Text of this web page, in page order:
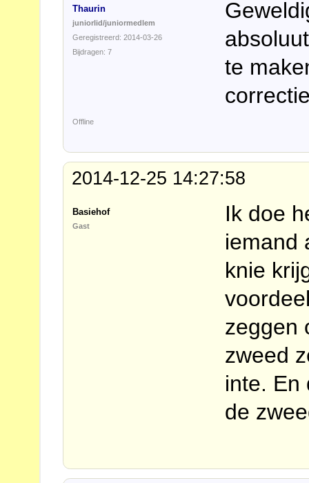
Thaurin
juniorlid/juniormedlem
Geregistreerd: 2014-03-26
Bijdragen: 7
te
Offline
2014-12-25 14:27:58
Basiehof
Gast
Ik doe
iemand
knie
zeggen
zweed
inte. En
de